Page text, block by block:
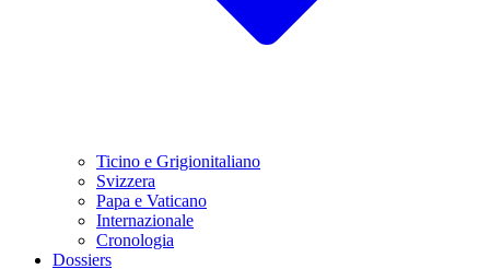
Ticino e Grigionitaliano
Svizzera
Papa e Vaticano
Internazionale
Cronologia
Dossiers